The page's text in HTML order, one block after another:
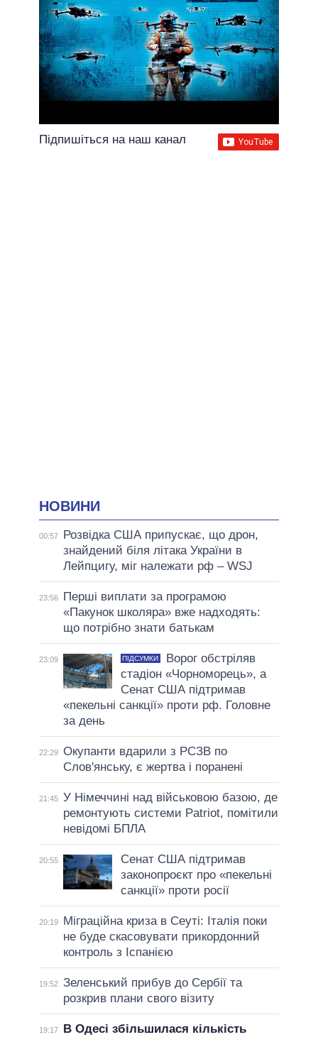
Підпишіться на наш канал
НОВИНИ
00:57
Розвідка США припускає, що дрон,
знайдений біля літака України в
Лейпцигу, міг належати рф – WSJ
23:56
Перші виплати за програмою
«Пакунок школяра» вже надходять:
що потрібно знати батькам
23:09 ПІДСУМКИ
Ворог обстріляв
стадіон «Чорноморець», а
Сенат США підтримав
«пекельні санкції» проти рф. Головне
за день
22:29 Окупанти вдарили з РСЗВ по
Слов'янську, є жертва і поранені
21:45 У Німеччині над військовою базою, де
ремонтують системи Patriot, помітили
невідомі БПЛА
20:55
Сенат США підтримав
законопроєкт про «пекельні
санкції» проти росії
20:19
Міграційна криза в Сеуті: Італія поки
не буде скасовувати прикордонний
контроль з Іспанією
19:52 Зеленський прибув до Сербії та
розкрив плани свого візиту
19:17
В Одесі збільшилася кількість